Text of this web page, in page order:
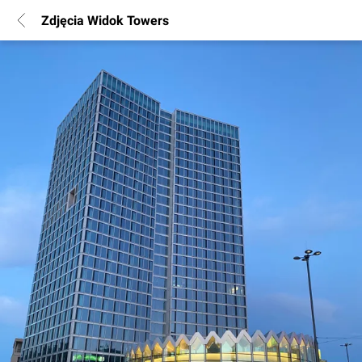
Zdjęcia Widok Towers